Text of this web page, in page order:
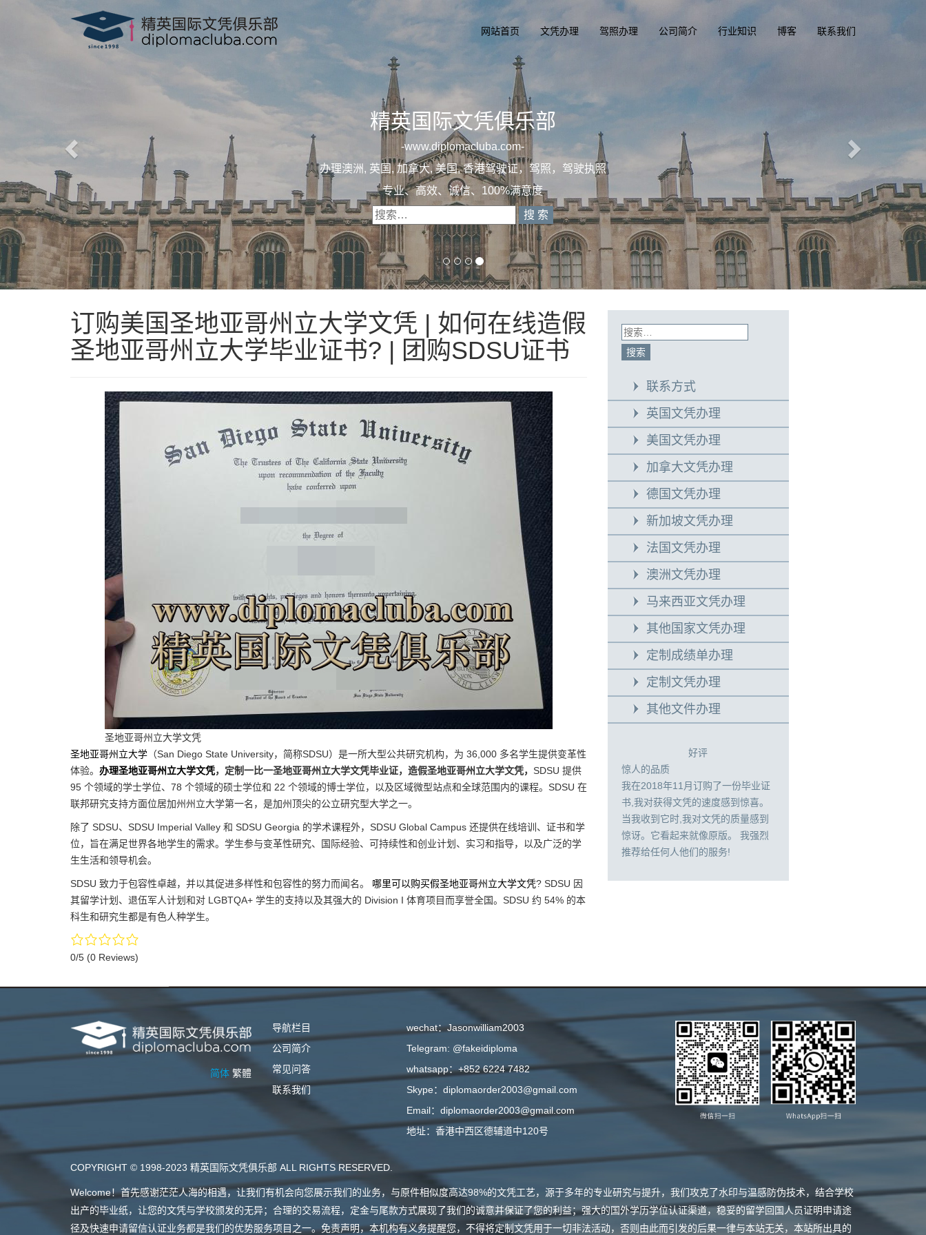
网站首页 文凭办理 驾照办理 公司简介 行业知识 博客 联系我们
精英国际文凭俱乐部
-www.diplomacluba.com-
办理澳洲, 英国, 加拿大, 美国, 香港驾驶证，驾照，驾驶执照
专业、高效、诚信、100%满意度
订购美国圣地亚哥州立大学文凭 | 如何在线造假
圣地亚哥州立大学毕业证书? | 团购SDSU证书
圣地亚哥州立大学文凭
圣地亚哥州立大学 （San Diego State University，简称SDSU）是一所大型公共研究机构，为 36,000 多名学生提供变革性
体验。 办理圣地亚哥州立大学文凭，定制一比一圣地亚哥州立大学文凭毕业证，造假圣地亚哥州立大学文凭， SDSU 提供
95 个领域的学士学位、78 个领域的硕士学位和 22 个领域的博士学位，以及区域微型站点和全球范围内的课程。SDSU 在
联邦研究支持方面位居加州州立大学第一名，是加州顶尖的公立研究型大学之一。
除了 SDSU、SDSU Imperial Valley 和 SDSU Georgia 的学术课程外，SDSU Global Campus 还提供在线培训、证书和学
位，旨在满足世界各地学生的需求。学生参与变革性研究、国际经验、可持续性和创业计划、实习和指导，以及广泛的学
生生活和领导机会。
SDSU 致力于包容性卓越，并以其促进多样性和包容性的努力而闻名。 哪里可以购买假圣地亚哥州立大学文凭? SDSU 因
其留学计划、退伍军人计划和对 LGBTQA+ 学生的支持以及其强大的 Division I 体育项目而享誉全国。SDSU 约 54% 的本
科生和研究生都是有色人种学生。
0/5 (0 Reviews)
联系方式
英国文凭办理
美国文凭办理
加拿大文凭办理
德国文凭办理
新加坡文凭办理
法国文凭办理
澳洲文凭办理
马来西亚文凭办理
其他国家文凭办理
定制成绩单办理
定制文凭办理
其他文件办理
好评
惊人的品质
我在2018年11月订购了一份毕业证
书,我对获得文凭的速度感到惊喜。
当我收到它时,我对文凭的质量感到
惊讶。它看起来就像原版。 我强烈
推荐给任何人他们的服务!
简体 繁體
导航栏目
公司简介
常见问答
联系我们
wechat：Jasonwilliam2003
Telegram: @fakeidiploma
whatsapp：+852 6224 7482
Skype：diplomaorder2003@gmail.com
Email：diplomaorder2003@gmail.com
地址：香港中西区德辅道中120号
COPYRIGHT © 1998-2023 精英国际文凭俱乐部 ALL RIGHTS RESERVED.
Welcome！首先感谢茫茫人海的相遇，让我们有机会向您展示我们的业务，与原件相似度高达98%的文凭工艺，源于多年的专业研究与提升，我们攻克了水印与温感防伪技术，结合学校
出产的毕业纸，让您的文凭与学校颁发的无异；合理的交易流程，定金与尾款方式展现了我们的诚意并保证了您的利益；强大的国外学历学位认证渠道，稳妥的留学回国人员证明申请途
径及快速申请留信认证业务都是我们的优势服务项目之一。免责声明，本机构有义务提醒您，不得将定制文凭用于一切非法活动，否则由此而引发的后果一律与本站无关，本站所出具的